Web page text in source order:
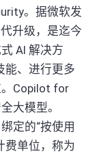
。据微软发
升级，是迄今
AI 解决方
能、进行更多
。Copilot for
大模型。
定的“按使用
费单位，称为